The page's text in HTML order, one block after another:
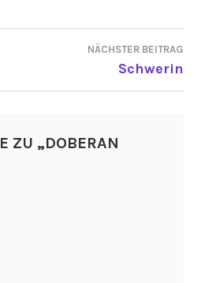
NÄCHSTER BEITRAG
Schwerin
ZU „DOBERAN